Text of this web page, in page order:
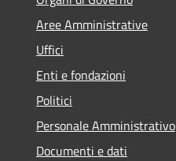
Aree Amministrative
Uffici
Enti e fondazioni
Politici
Personale Amministrativo
Documenti e dati